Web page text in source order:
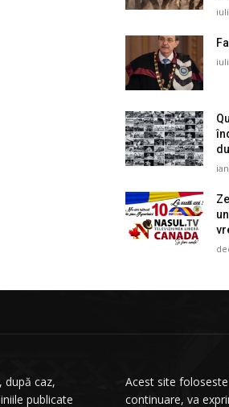
după caz,
publicate
Acest site
continuare, va